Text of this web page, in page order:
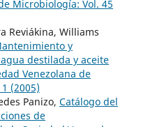
Microbiología: Vol. 45
Reviákina, Williams
y
destilada y aceite
Venezolana de
(2005)
Panizo, Catálogo del
de